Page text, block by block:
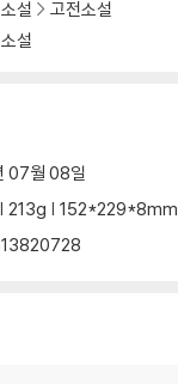
소설
고전소설
소설
07월 08일
213g | 152*229*8mm